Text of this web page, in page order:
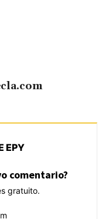
EPY
comentario?
gratuito.